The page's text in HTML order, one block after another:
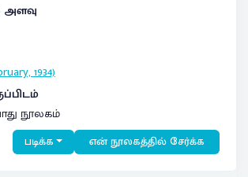
அளவு
1934)
நூலகம்
படிக்க என் நூலகத்தில் சேர்க்க